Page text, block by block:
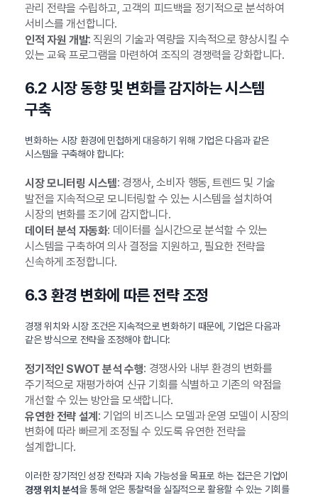
관리 전략을 수립하고, 고객의 피드백을 정기적으로 분석하여
서비스를 개선합니다.
인적 자원 개발: 직원의 기술과 역량을 지속적으로 향상시킬 수
있는 교육 프로그램을 마련하여 조직의 경쟁력을 강화합니다.
6.2 시장 동향 및 변화를 감지하는 시스템
구축
변화하는 시장 환경에 민첩하게 대응하기 위해 기업은 다음과 같은
시스템을 구축해야 합니다:
시장 모니터링 시스템: 경쟁사, 소비자 행동, 트렌드 및 기술
발전을 지속적으로 모니터링할 수 있는 시스템을 설치하여
시장의 변화를 조기에 감지합니다.
데이터 분석 자동화: 데이터를 실시간으로 분석할 수 있는
시스템을 구축하여 의사 결정을 지원하고, 필요한 전략을
신속하게 조정합니다.
6.3 환경 변화에 따른 전략 조정
경쟁 위치와 시장 조건은 지속적으로 변화하기 때문에, 기업은 다음과
같은 방식으로 전략을 조정해야 합니다:
정기적인 SWOT 분석 수행: 경쟁사와 내부 환경의 변화를
주기적으로 재평가하여 신규 기회를 식별하고 기존의 약점을
개선할 수 있는 방안을 모색합니다.
유연한 전략 설계 : 기업의 비즈니스 모델과 운영 모델이 시장의
변화에 따라 빠르게 조정될 수 있도록 유연한 전략을
설계합니다.
이러한 장기적인 성장 전략과 지속 가능성을 목표로 하는 접근은 기업이
경쟁 위치 분석을 통해 얻은 통찰력을 실질적으로 활용할 수 있는 기회를